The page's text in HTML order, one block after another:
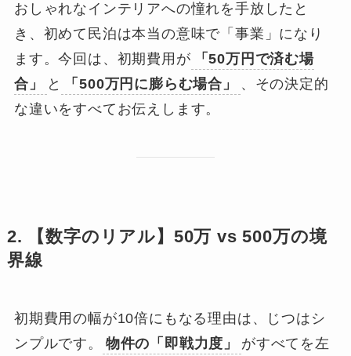
おしゃれなインテリアへの憧れを手放したと
き、初めて民泊は本当の意味で「事業」になり
ます。今回は、初期費用が
「50万円で済む場
合」
と 「500万円に膨らむ場合」
、その決定的
な違いをすべてお伝えします。
2. 【数字のリアル】50万 vs 500万の境
界線
初期費用の幅が10倍にもなる理由は、じつはシ
ンプルです。
物件の「即戦力度」 がすべてを左